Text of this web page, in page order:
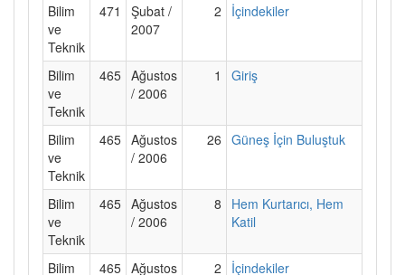
Bilim
ve
Teknik
471
Şubat /
2007
2 İçindekiler
Bilim
ve
Teknik
465 Ağustos
/ 2006
1 Giriş
Bilim
ve
Teknik
465 Ağustos
/ 2006
26 Güneş İçin Buluştuk
Bilim
ve
Teknik
465 Ağustos
/ 2006
8
Hem Kurtarıcı, Hem
Katil
Bilim 465 Ağustos 2 İçindekiler